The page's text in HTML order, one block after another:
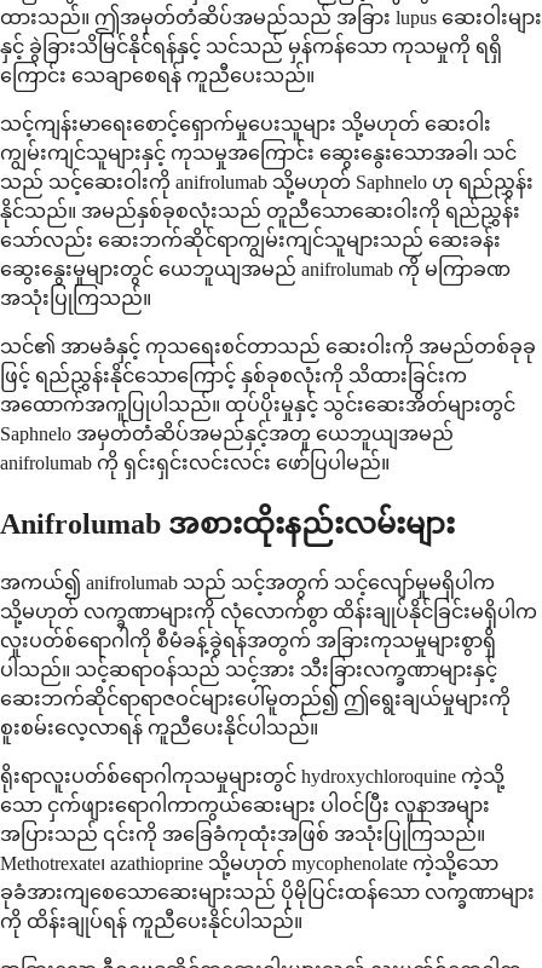
ထားသည်။ ဤအမှတ်တံဆိပ်အမည်သည် အခြား lupus ဆေးဝါးများ
နှင့် ခွဲခြားသိမြင်နိုင်ရန်နှင့် သင်သည် မှန်ကန်သော ကုသမှုကို ရရှိ
ကြောင်း သေချာစေရန် ကူညီပေးသည်။
သင့်ကျန်းမာရေးစောင့်ရှောက်မှုပေးသူများ သို့မဟုတ် ဆေးဝါး
ကျွမ်းကျင်သူများနှင့် ကုသမှုအကြောင်း ဆွေးနွေးသောအခါ၊ သင်
သည် သင့်ဆေးဝါးကို anifrolumab သို့မဟုတ် Saphnelo ဟု ရည်ညွှန်း
နိုင်သည်။ အမည်နှစ်ခုစလုံးသည် တူညီသောဆေးဝါးကို ရည်ညွှန်း
သော်လည်း ဆေးဘက်ဆိုင်ရာကျွမ်းကျင်သူများသည် ဆေးခန်း
ဆွေးနွေးမှုများတွင် ယေဘူယျအမည် anifrolumab ကို မကြာခဏ
အသုံးပြုကြသည်။
သင်၏ အာမခံနှင့် ကုသရေးစင်တာသည် ဆေးဝါးကို အမည်တစ်ခုခု
ဖြင့် ရည်ညွှန်းနိုင်သောကြောင့် နှစ်ခုစလုံးကို သိထားခြင်းက
အထောက်အကူပြုပါသည်။ ထုပ်ပိုးမှုနှင့် သွင်းဆေးအိတ်များတွင်
Saphnelo အမှတ်တံဆိပ်အမည်နှင့်အတူ ယေဘူယျအမည်
anifrolumab ကို ရှင်းရှင်းလင်းလင်း ဖော်ပြပါမည်။
Anifrolumab အစားထိုးနည်းလမ်းများ
အကယ်၍ anifrolumab သည် သင့်အတွက် သင့်လျော်မှုမရှိပါက
သို့မဟုတ် လက္ခဏာများကို လုံလောက်စွာ ထိန်းချုပ်နိုင်ခြင်းမရှိပါက
လူးပတ်စ်ရောဂါကို စီမံခန့်ခွဲရန်အတွက် အခြားကုသမှုများစွာရှိ
ပါသည်။ သင့်ဆရာဝန်သည် သင့်အား သီးခြားလက္ခဏာများနှင့်
ဆေးဘက်ဆိုင်ရာရာဇဝင်များပေါ်မူတည်၍ ဤရွေးချယ်မှုများကို
စူးစမ်းလေ့လာရန် ကူညီပေးနိုင်ပါသည်။
ရိုးရာလူးပတ်စ်ရောဂါကုသမှုများတွင် hydroxychloroquine ကဲ့သို့
သော ငှက်ဖျားရောဂါကာကွယ်ဆေးများ ပါဝင်ပြီး လူနာအများ
အပြားသည် ၎င်းကို အခြေခံကုထုံးအဖြစ် အသုံးပြုကြသည်။
Methotrexate၊ azathioprine သို့မဟုတ် mycophenolate ကဲ့သို့သော
ခုခံအားကျစေသောဆေးများသည် ပိုမိုပြင်းထန်သော လက္ခဏာများ
ကို ထိန်းချုပ်ရန် ကူညီပေးနိုင်ပါသည်။